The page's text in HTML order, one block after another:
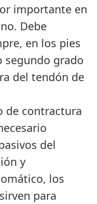
importante en
Debe
en los pies
segundo grado
del tendón de
de contractura
del
y
los
para